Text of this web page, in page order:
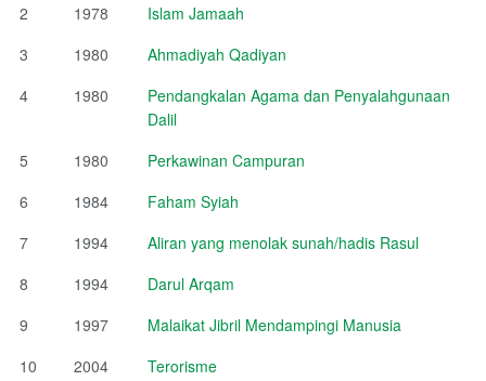
2
1978
Islam Jamaah
3
1980
Ahmadiyah Qadiyan
4
1980
Pendangkalan Agama dan Penyalahgunaan
Dalil
5
1980
Perkawinan Campuran
6
1984
Faham Syiah
7
1994
Aliran yang menolak sunah/hadis Rasul
8
1994
Darul Arqam
9
1997
Malaikat Jibril Mendampingi Manusia
10
2004 Terorisme